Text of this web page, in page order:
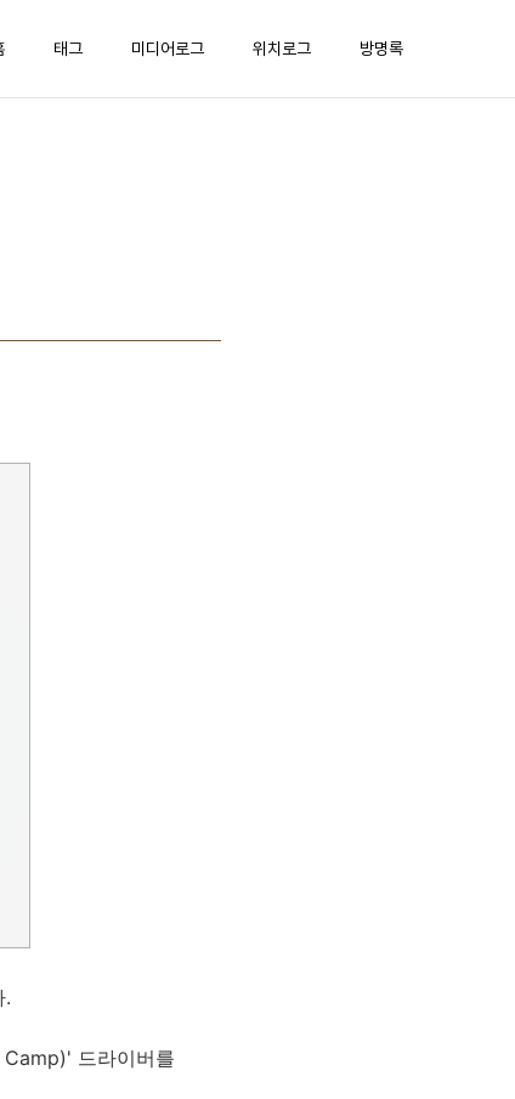
태그 미디어로그 위치로그 방명록
.
드라이버를